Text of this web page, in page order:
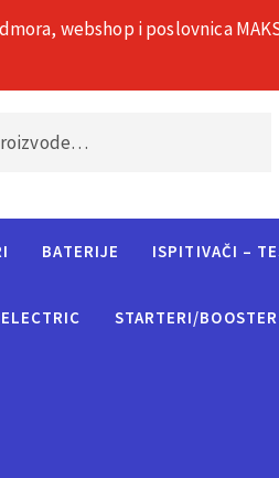
BATERIJE ISPITIVAČI –
STARTERI/BOOSTER
webshop i poslovnica MAKS